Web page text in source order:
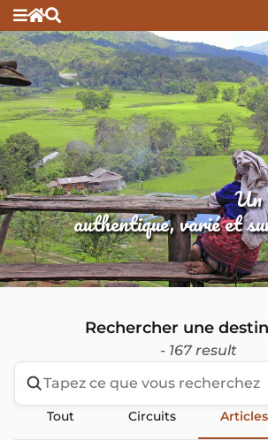
Un
authentique, varié et
Rechercher une
- 167 result
Tout Circuits Articles